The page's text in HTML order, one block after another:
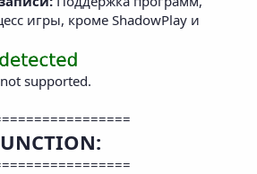
игры, кроме ShadowPlay и
not supported.